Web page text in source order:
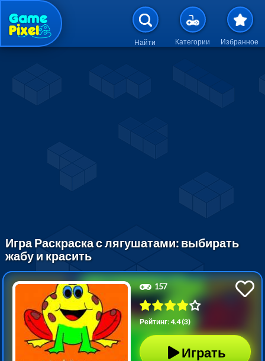
Перейти к основному
Найти Категории Избранное
Игра Раскраска с лягушатами: выбирать
жабу и красить
157
Рейтинг: 4.4 (3)
Играть